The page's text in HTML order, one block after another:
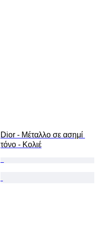
Dior - Μέταλλο σε ασημί
τόνο - Κολιέ